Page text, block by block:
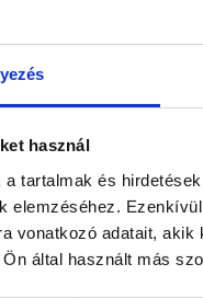
használ
a tartalmak és
elemzéséhez.
vonatkozó adatait,
által használt más
side exception has